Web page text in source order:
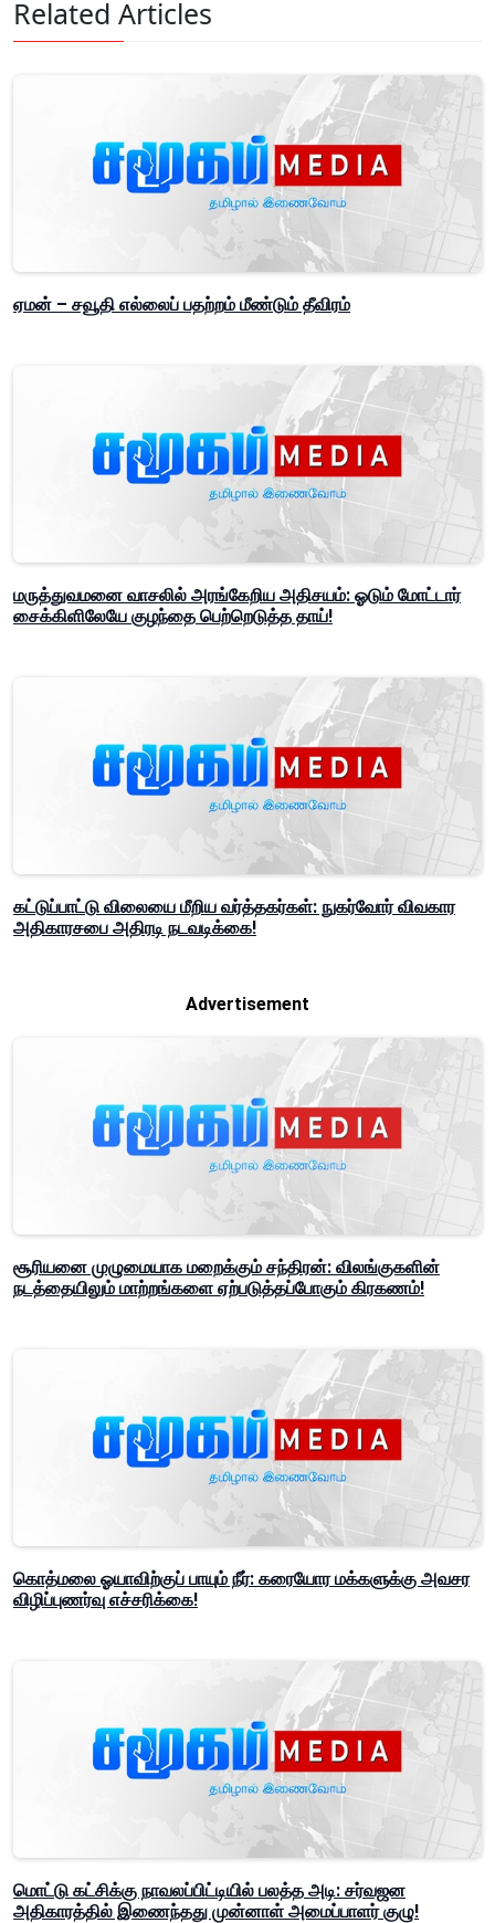
Related Articles
ஏமன் – சவூதி எல்லைப் பதற்றம் மீண்டும் தீவிரம்
மருத்துவமனை வாசலில் அரங்கேறிய அதிசயம்: ஓடும் மோட்டார்
சைக்கிளிலேயே குழந்தை பெற்றெடுத்த தாய்!
கட்டுப்பாட்டு விலையை மீறிய வர்த்தகர்கள்: நுகர்வோர் விவகார
அதிகாரசபை அதிரடி நடவடிக்கை!
Advertisement
சூரியனை முழுமையாக மறைக்கும் சந்திரன்: விலங்குகளின்
நடத்தையிலும் மாற்றங்களை ஏற்படுத்தப்போகும் கிரகணம்!
கொத்மலை ஓயாவிற்குப் பாயும் நீர்: கரையோர மக்களுக்கு அவசர
விழிப்புணர்வு எச்சரிக்கை!
மொட்டு கட்சிக்கு நாவலப்பிட்டியில் பலத்த அடி: சர்வஜன
அதிகாரத்தில் இணைந்தது முன்னாள் அமைப்பாளர் குழு!